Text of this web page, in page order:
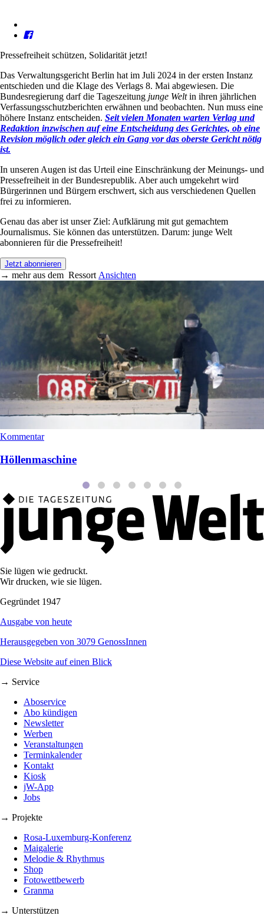
Pressefreiheit schützen, Solidarität jetzt!
Das Verwaltungsgericht Berlin hat im Juli 2024 in der ersten Instanz
entschieden und die Klage des Verlags 8. Mai abgewiesen. Die
Bundesregierung darf die Tageszeitung junge Weltin ihren jährlichen
Verfassungsschutzberichten erwähnen und beobachten. Nun muss eine
höhere Instanz entscheiden. Seit vielen Monaten warten Verlag und
Redaktion inzwischen auf eine Entscheidung des Gerichtes, ob eine
Revision möglich oder gleich ein Gang vor das oberste Gericht nötig
ist.
In unseren Augen ist das Urteil eine Einschränkung der Meinungs- und
Pressefreiheit in der Bundesrepublik. Aber auch umgekehrt wird
Bürgerinnen und Bürgern erschwert, sich aus verschiedenen Quellen
frei zu informieren.
Genau das aber ist unser Ziel: Aufklärung mit gut gemachtem
Journalismus. Sie können das unterstützen. Darum: junge Welt
abonnieren für die Pressefreiheit!
Jetzt abonnieren
→ mehr aus dem RessortAnsichten
Kommentar
Höllenmaschine
Sie lügen wie gedruckt.
Wir drucken, wie sie lügen.
Gegründet 1947
Ausgabe von heute
Herausgegeben von 3079 GenossInnen
Diese Website auf einen Blick
→ Service
Aboservice
Abo kündigen
Newsletter
Werben
Veranstaltungen
Terminkalender
Kontakt
Kiosk
jW-App
Jobs
→ Projekte
Rosa-Luxemburg-Konferenz
Maigalerie
Melodie & Rhythmus
Shop
Fotowettbewerb
Granma
→ Unterstützen